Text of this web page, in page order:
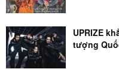
UPRIZE
tượng